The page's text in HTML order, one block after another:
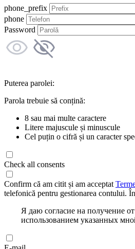
phone_prefix
phone
Password
Puterea parolei:
Parola trebuie să conțină:
8 sau mai multe caractere
Litere majuscule și minuscule
Cel puțin o cifră și un caracter
Check all consents
Confirm că am citit și am acceptat
telefonică pentru gestionarea contului.
Я даю согласие на получение
использованием указанных